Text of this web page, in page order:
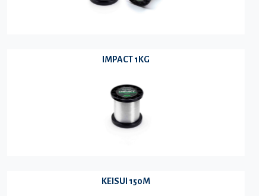
IMPACT 1KG
KEISUI 150M